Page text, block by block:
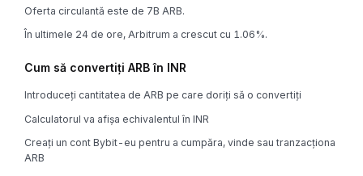
Oferta circulantă este de 7B ARB.
În ultimele 24 de ore, Arbitrum a crescut cu 1.06%.
Cum să convertiți ARB în INR
Introduceți cantitatea de ARB pe care doriți să o convertiți
Calculatorul va afișa echivalentul în INR
Creați un cont Bybit-eu pentru a cumpăra, vinde sau tranzacționa
ARB